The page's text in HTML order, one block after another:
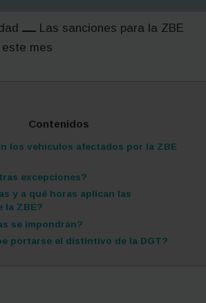
Las sanciones para la ZBE
mes
Contenidos
los vehículos afectados por la ZBE
excepciones?
y a qué horas aplican las
la ZBE?
se impondrán?
portarse el distintivo de la DGT?